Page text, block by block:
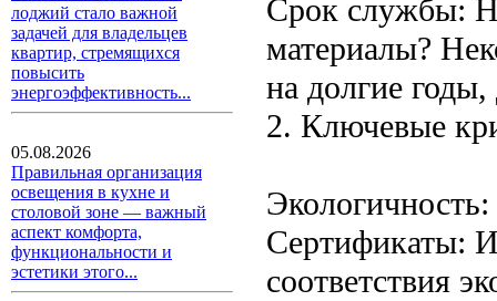
лоджий стало важной
задачей для владельцев
квартир, стремящихся
повысить
энергоэффективность...
05.08.2026
Правильная организация
освещения в кухне и
столовой зоне — важный
аспект комфорта,
функциональности и
эстетики этого...
Срок службы:
материалы?
на долгие
2. Ключевые
Экологичность:
Сертификаты:
соответствия